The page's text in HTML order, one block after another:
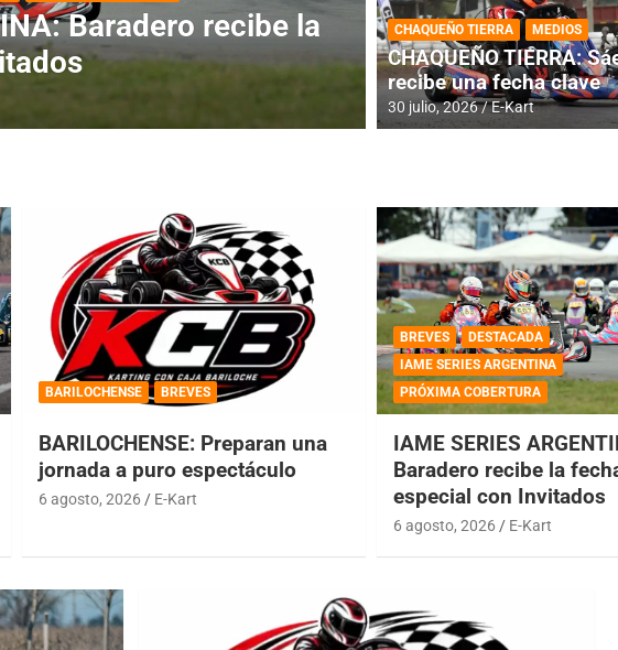
Horarios para la
RMC BUENOS
histórica en
4 agosto, 2026 E-Kart
CHAQUEÑO TIERRA MEDIOS
CHAQUEÑO TIERRA:
recibe una fecha clave
30 julio, 2026 E-Kart
BARILOCHENSE BREVES
BARILOCHENSE: Preparan una
jornada a puro espectáculo
6 agosto, 2026 E-Kart
BREVES
DESTACADA
IAME SERIES ARGENTINA
PRÓXIMA COBERTURA
IAME SERIES
Baradero recibe la
especial con Invitados
6 agosto, 2026 E-Kart